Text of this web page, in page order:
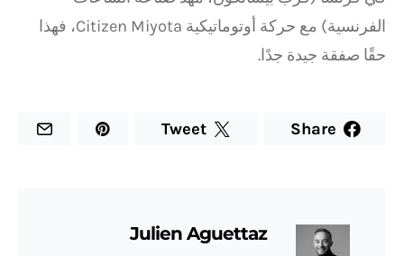
الفرنسية) مع حركة أوتوماتيكية Citizen Miyota، فهذا
حقًا صفقة جيدة جدًا.
Share
Tweet
Julien Aguettaz